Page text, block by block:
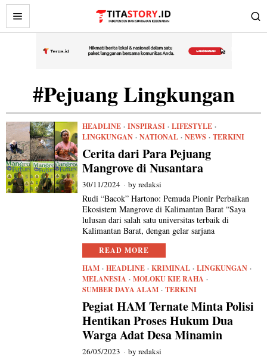
#Pejuang Lingkungan
HEADLINE · INSPIRASI · LIFESTYLE ·
LINGKUNGAN · NATIONAL · NEWS · TERKINI
Cerita dari Para Pejuang
Mangrove di Nusantara
30/11/2024 byredaksi
Rudi “Bacok” Hartono: Pemuda Pionir Perbaikan
Ekosistem Mangrove di Kalimantan Barat “Saya
lulusan dari salah satu universitas terbaik di
Kalimantan Barat, dengan gelar sarjana
READ MORE
HAM · HEADLINE · KRIMINAL · LINGKUNGAN ·
MELANESIA · MOLOKU KIE RAHA ·
SUMBER DAYA ALAM · TERKINI
Pegiat HAM Ternate Minta Polisi
Hentikan Proses Hukum Dua
Warga Adat Desa Minamin
26/05/2023 byredaksi